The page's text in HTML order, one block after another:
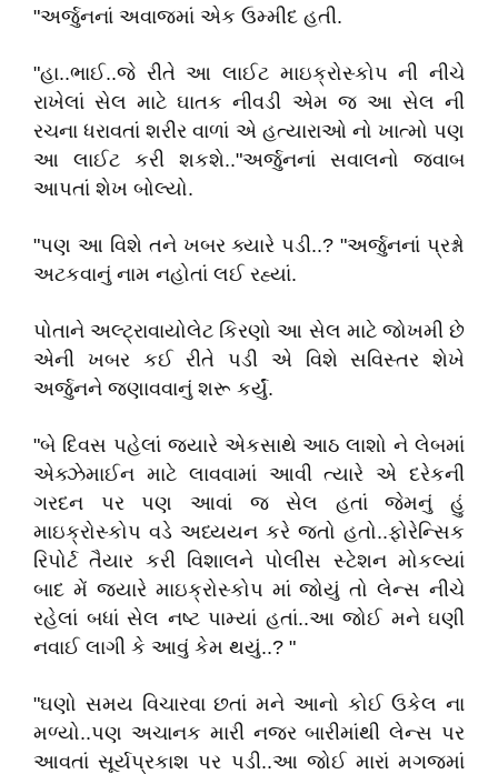
"અર્જુનનાં અવાજમાં એક ઉમ્મીદ હતી.
"હા..ભાઈ..જે રીતે આ લાઈટ માઇક્રોસ્કોપ ની નીચે
રાખેલાં સેલ માટે ઘાતક નીવડી એમ જ આ સેલ ની
રચના ધરાવતાં શરીર વાળાં એ હત્યારાઓ નો ખાત્મો પણ
આ લાઈટ કરી શકશે.."અર્જુનનાં સવાલનો જવાબ
આપતાં શેખ બોલ્યો.
"પણ આ વિશે તને ખબર ક્યારે પડી..? "અર્જુનનાં પ્રશ્નો
અટકવાનું નામ નહોતાં લઈ રહ્યાં.
પોતાને અલ્ટ્રાવાયોલેટ કિરણો આ સેલ માટે જોખમી છે
એની ખબર કઈ રીતે પડી એ વિશે સવિસ્તર શેખે
અર્જુનને જણાવવાનું શરૂ કર્યું.
"બે દિવસ પહેલાં જ્યારે એકસાથે આઠ લાશો ને લેબમાં
એક્ઝેમાઈન માટે લાવવામાં આવી ત્યારે એ દરેકની
ગરદન પર પણ આવાં જ સેલ હતાં જેમનું હું
માઇક્રોસ્કોપ વડે અધ્યયન કરે જતો હતો..ફોરેન્સિક
રિપોર્ટ તૈયાર કરી વિશાલને પોલીસ સ્ટેશન મોકલ્યાં
બાદ મેં જ્યારે માઇક્રોસ્કોપ માં જોયું તો લેન્સ નીચે
રહેલાં બધાં સેલ નષ્ટ પામ્યાં હતાં..આ જોઈ મને ઘણી
નવાઈ લાગી કે આવું કેમ થયું..? "
"ઘણો સમય વિચારવા છતાં મને આનો કોઈ ઉકેલ ના
મળ્યો..પણ અચાનક મારી નજર બારીમાંથી લેન્સ પર
આવતાં સૂર્યપ્રકાશ પર પડી..આ જોઈ મારાં મગજમાં